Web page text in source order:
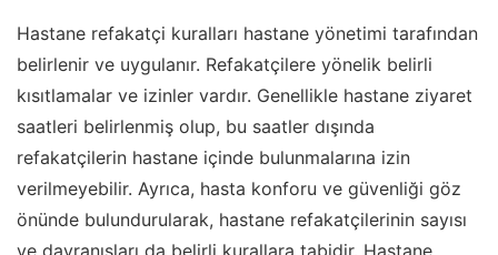
Hastane refakatçi kuralları hastane yönetimi tarafından
belirlenir ve uygulanır. Refakatçilere yönelik belirli
kısıtlamalar ve izinler vardır. Genellikle hastane ziyaret
saatleri belirlenmiş olup, bu saatler dışında
refakatçilerin hastane içinde bulunmalarına izin
verilmeyebilir. Ayrıca, hasta konforu ve güvenliği göz
önünde bulundurularak, hastane refakatçilerinin sayısı
ve davranışları da belirli kurallara tabidir. Hastane